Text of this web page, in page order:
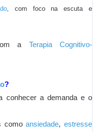
, com foco na escuta e
a Terapia Cognitivo-
?
conhecer a demanda e o
comoansiedade,estresse